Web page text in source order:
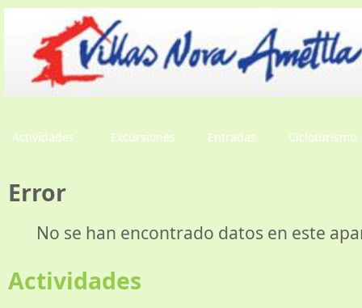
Actividades Excursiones Entradas Cicloturismo
Error
No se han encontrado datos en este
Actividades